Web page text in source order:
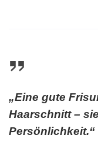
„Eine gute
Haarschnitt –
Persönlichkeit.“